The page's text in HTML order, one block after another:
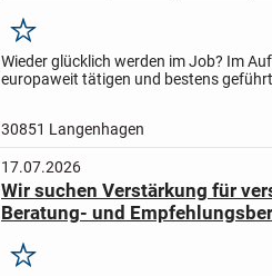
Merken
Wieder glücklich werden im Job? Im
europaweit tätigen und bestens
30851 Langenhagen
17.07.2026
Wir suchen Verstärkung für
Beratung- und
Merken